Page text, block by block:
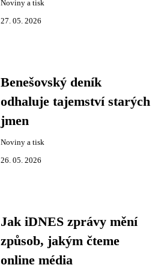
Noviny a tisk
27. 05. 2026
Benešovský deník
odhaluje tajemství starých
jmen
Noviny a tisk
26. 05. 2026
Jak iDNES zprávy mění
způsob, jakým čteme
online média